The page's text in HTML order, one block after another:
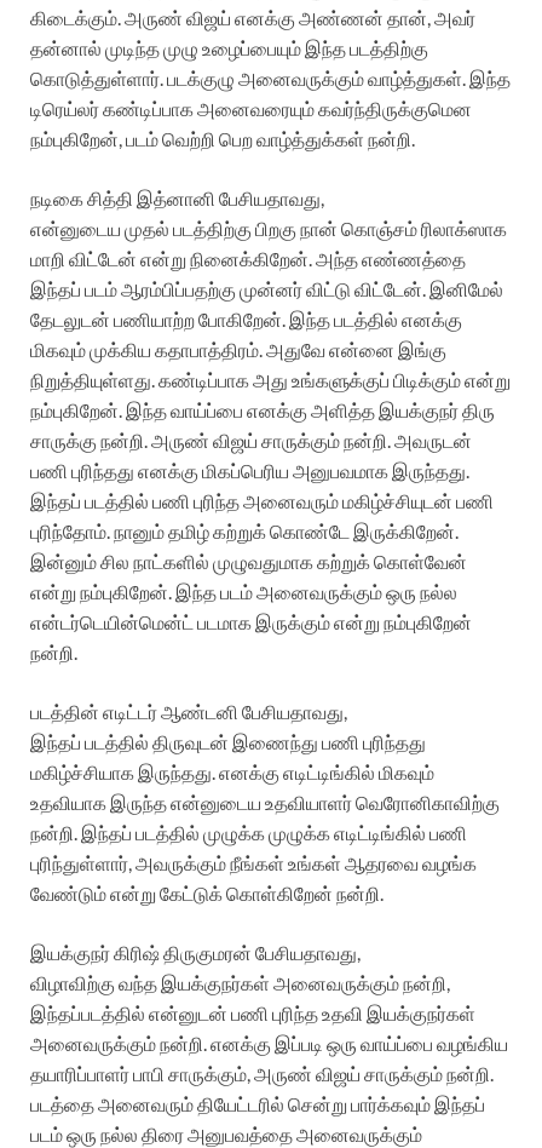
கிடைக்கும். அருண் விஜய் எனக்கு அண்ணன் தான், அவர்
தன்னால் முடிந்த முழு உழைப்பையும் இந்த படத்திற்கு
கொடுத்துள்ளார். படக்குழு அனைவருக்கும் வாழ்த்துகள். இந்த
டிரெய்லர் கண்டிப்பாக அனைவரையும் கவர்ந்திருக்குமென
நம்புகிறேன், படம் வெற்றி பெற வாழ்த்துக்கள் நன்றி.
நடிகை சித்தி இத்னானி பேசியதாவது,
என்னுடைய முதல் படத்திற்கு பிறகு நான் கொஞ்சம் ரிலாக்ஸாக
மாறி விட்டேன் என்று நினைக்கிறேன். அந்த எண்ணத்தை
இந்தப் படம் ஆரம்பிப்பதற்கு முன்னர் விட்டு விட்டேன். இனிமேல்
தேடலுடன் பணியாற்ற போகிறேன். இந்த படத்தில் எனக்கு
மிகவும் முக்கிய கதாபாத்திரம். அதுவே என்னை இங்கு
நிறுத்தியுள்ளது. கண்டிப்பாக அது உங்களுக்குப் பிடிக்கும் என்று
நம்புகிறேன். இந்த வாய்ப்பை எனக்கு அளித்த இயக்குநர் திரு
சாருக்கு நன்றி. அருண் விஜய் சாருக்கும் நன்றி. அவருடன்
பணி புரிந்தது எனக்கு மிகப்பெரிய அனுபவமாக இருந்தது.
இந்தப் படத்தில் பணி புரிந்த அனைவரும் மகிழ்ச்சியுடன் பணி
புரிந்தோம். நானும் தமிழ் கற்றுக் கொண்டே இருக்கிறேன்.
இன்னும் சில நாட்களில் முழுவதுமாக கற்றுக் கொள்வேன்
என்று நம்புகிறேன். இந்த படம் அனைவருக்கும் ஒரு நல்ல
என்டர்டெயின்மென்ட் படமாக இருக்கும் என்று நம்புகிறேன்
நன்றி.
படத்தின் எடிட்டர் ஆண்டனி பேசியதாவது,
இந்தப் படத்தில் திருவுடன் இணைந்து பணி புரிந்தது
மகிழ்ச்சியாக இருந்தது. எனக்கு எடிட்டிங்கில் மிகவும்
உதவியாக இருந்த என்னுடைய உதவியாளர் வெரோனிகாவிற்கு
நன்றி. இந்தப் படத்தில் முழுக்க முழுக்க எடிட்டிங்கில் பணி
புரிந்துள்ளார், அவருக்கும் நீங்கள் உங்கள் ஆதரவை வழங்க
வேண்டும் என்று கேட்டுக் கொள்கிறேன் நன்றி.
இயக்குநர் கிரிஷ் திருகுமரன் பேசியதாவது,
விழாவிற்கு வந்த இயக்குநர்கள் அனைவருக்கும் நன்றி,
இந்தப்படத்தில் என்னுடன் பணி புரிந்த உதவி இயக்குநர்கள்
அனைவருக்கும் நன்றி. எனக்கு இப்படி ஒரு வாய்ப்பை வழங்கிய
தயாரிப்பாளர் பாபி சாருக்கும், அருண் விஜய் சாருக்கும் நன்றி.
படத்தை அனைவரும் தியேட்டரில் சென்று பார்க்கவும் இந்தப்
படம் ஒரு நல்ல திரை அனுபவத்தை அனைவருக்கும்